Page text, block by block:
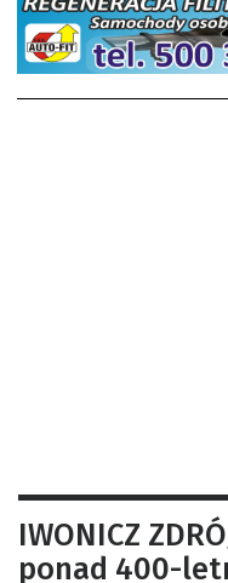
IWONICZ
ponad 400-